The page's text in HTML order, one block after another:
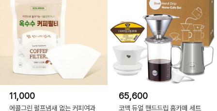
11,000
에콜그린 펄프냄새 없는 커피여과
65,600
코맥 듀얼 핸드드립 홈카페 세트